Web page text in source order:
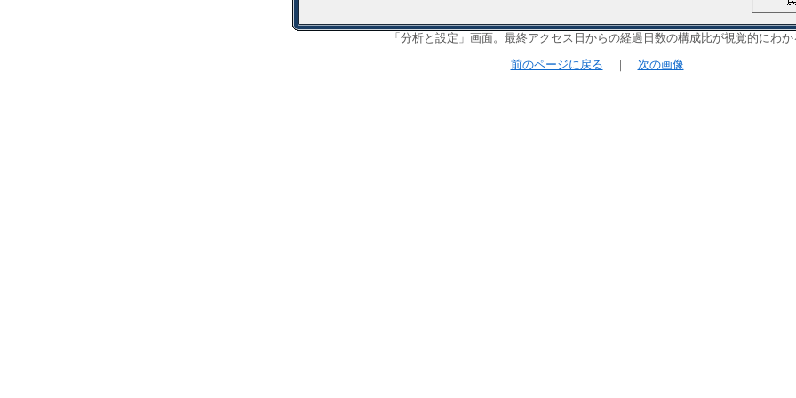
「分析と設定」画面。最終アクセス日からの経過日数の構成比が視覚的にわか
前のページに戻る ｜ 次の画像